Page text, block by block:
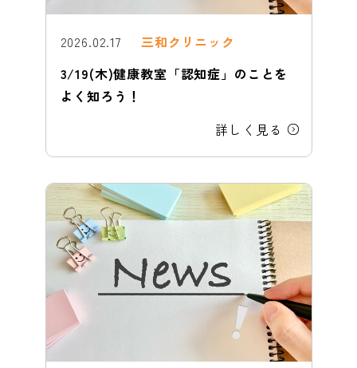
2026.02.17
三和クリニック
3/19(木)健康教室「認知症」のことを
よく知ろう！
詳しく見る